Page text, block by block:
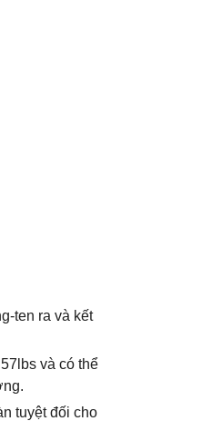
ten ra và kết
và có thể
tuyệt đối cho